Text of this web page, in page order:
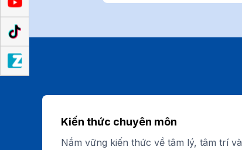
Kiến thức chuyên môn
Nắm vững kiến thức về tâm lý, tâm trí và